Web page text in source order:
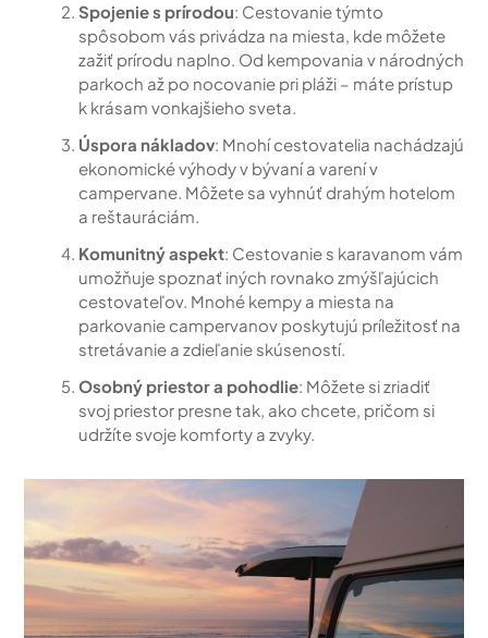
Spojenie s prírodou: Cestovanie týmto
spôsobom vás privádza na miesta, kde môžete
zažiť prírodu naplno. Od kempovania v národných
parkoch až po nocovanie pri pláži – máte prístup
k krásam vonkajšieho sveta.
Úspora nákladov: Mnohí cestovatelia nachádzajú
ekonomické výhody v bývaní a varení v
campervane. Môžete sa vyhnúť drahým hotelom
a reštauráciám.
Komunitný aspekt: Cestovanie s karavanom vám
umožňuje spoznať iných rovnako zmýšľajúcich
cestovateľov. Mnohé kempy a miesta na
parkovanie campervanov poskytujú príležitosť na
stretávanie a zdieľanie skúseností.
Osobný priestor a pohodlie: Môžete si zriadiť
svoj priestor presne tak, ako chcete, pričom si
udržíte svoje komforty a zvyky.